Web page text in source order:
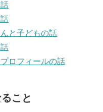
と子どもの話
ロフィールの話
こと